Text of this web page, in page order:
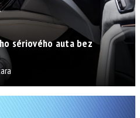
sériového auta bez